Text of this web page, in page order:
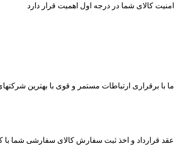
امنیت کالای شما در درجه اول اهمیت قرار دارد
ما با برقراری ارتباطات مستمر و قوی با بهترین
عقد قرارداد و اخذ ثبت سفارش کالای سفارشی شما با